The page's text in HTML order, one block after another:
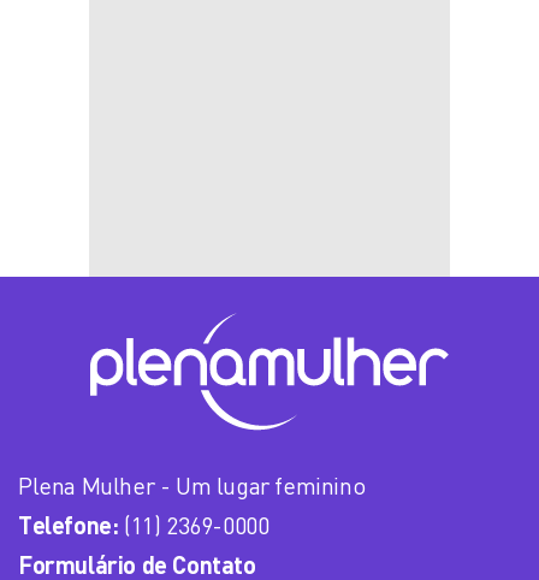
Plena Mulher - Um lugar feminino
Telefone: (11) 2369-0000
Formulário de Contato